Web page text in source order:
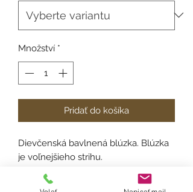
Množství *
Pridať do košíka
Dievčenská bavlnená blúzka. Blúzka
je voľnejšieho strihu.
Veľkosť (na roky): 4,6,8,10,12,14